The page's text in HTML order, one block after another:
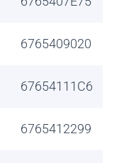
6765409020
67654111C6
6765412299